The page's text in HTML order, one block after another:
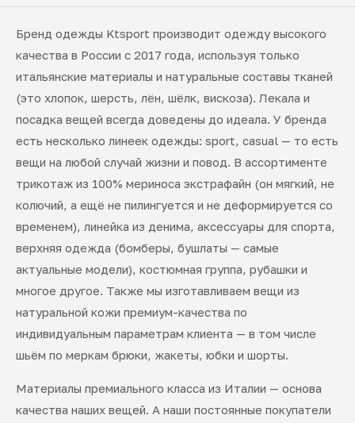
Бренд одежды Ktsport производит одежду высокого
качества в России с 2017 года, используя только
итальянские материалы и натуральные составы тканей
(это хлопок, шерсть, лён, шёлк, вискоза). Лекала и
посадка вещей всегда доведены до идеала. У бренда
есть несколько линеек одежды: sport, casual — то есть
вещи на любой случай жизни и повод. В ассортименте
трикотаж из 100% мериноса экстрафайн (он мягкий, не
колючий, а ещё не пилингуется и не деформируется со
временем), линейка из денима, аксессуары для спорта,
верхняя одежда (бомберы, бушлаты — самые
актуальные модели), костюмная группа, рубашки и
многое другое. Также мы изготавливаем вещи из
натуральной кожи премиум-качества по
индивидуальным параметрам клиента — в том числе
шьём по меркам брюки, жакеты, юбки и шорты.
Материалы премиального класса из Италии — основа
качества наших вещей. А наши постоянные покупатели